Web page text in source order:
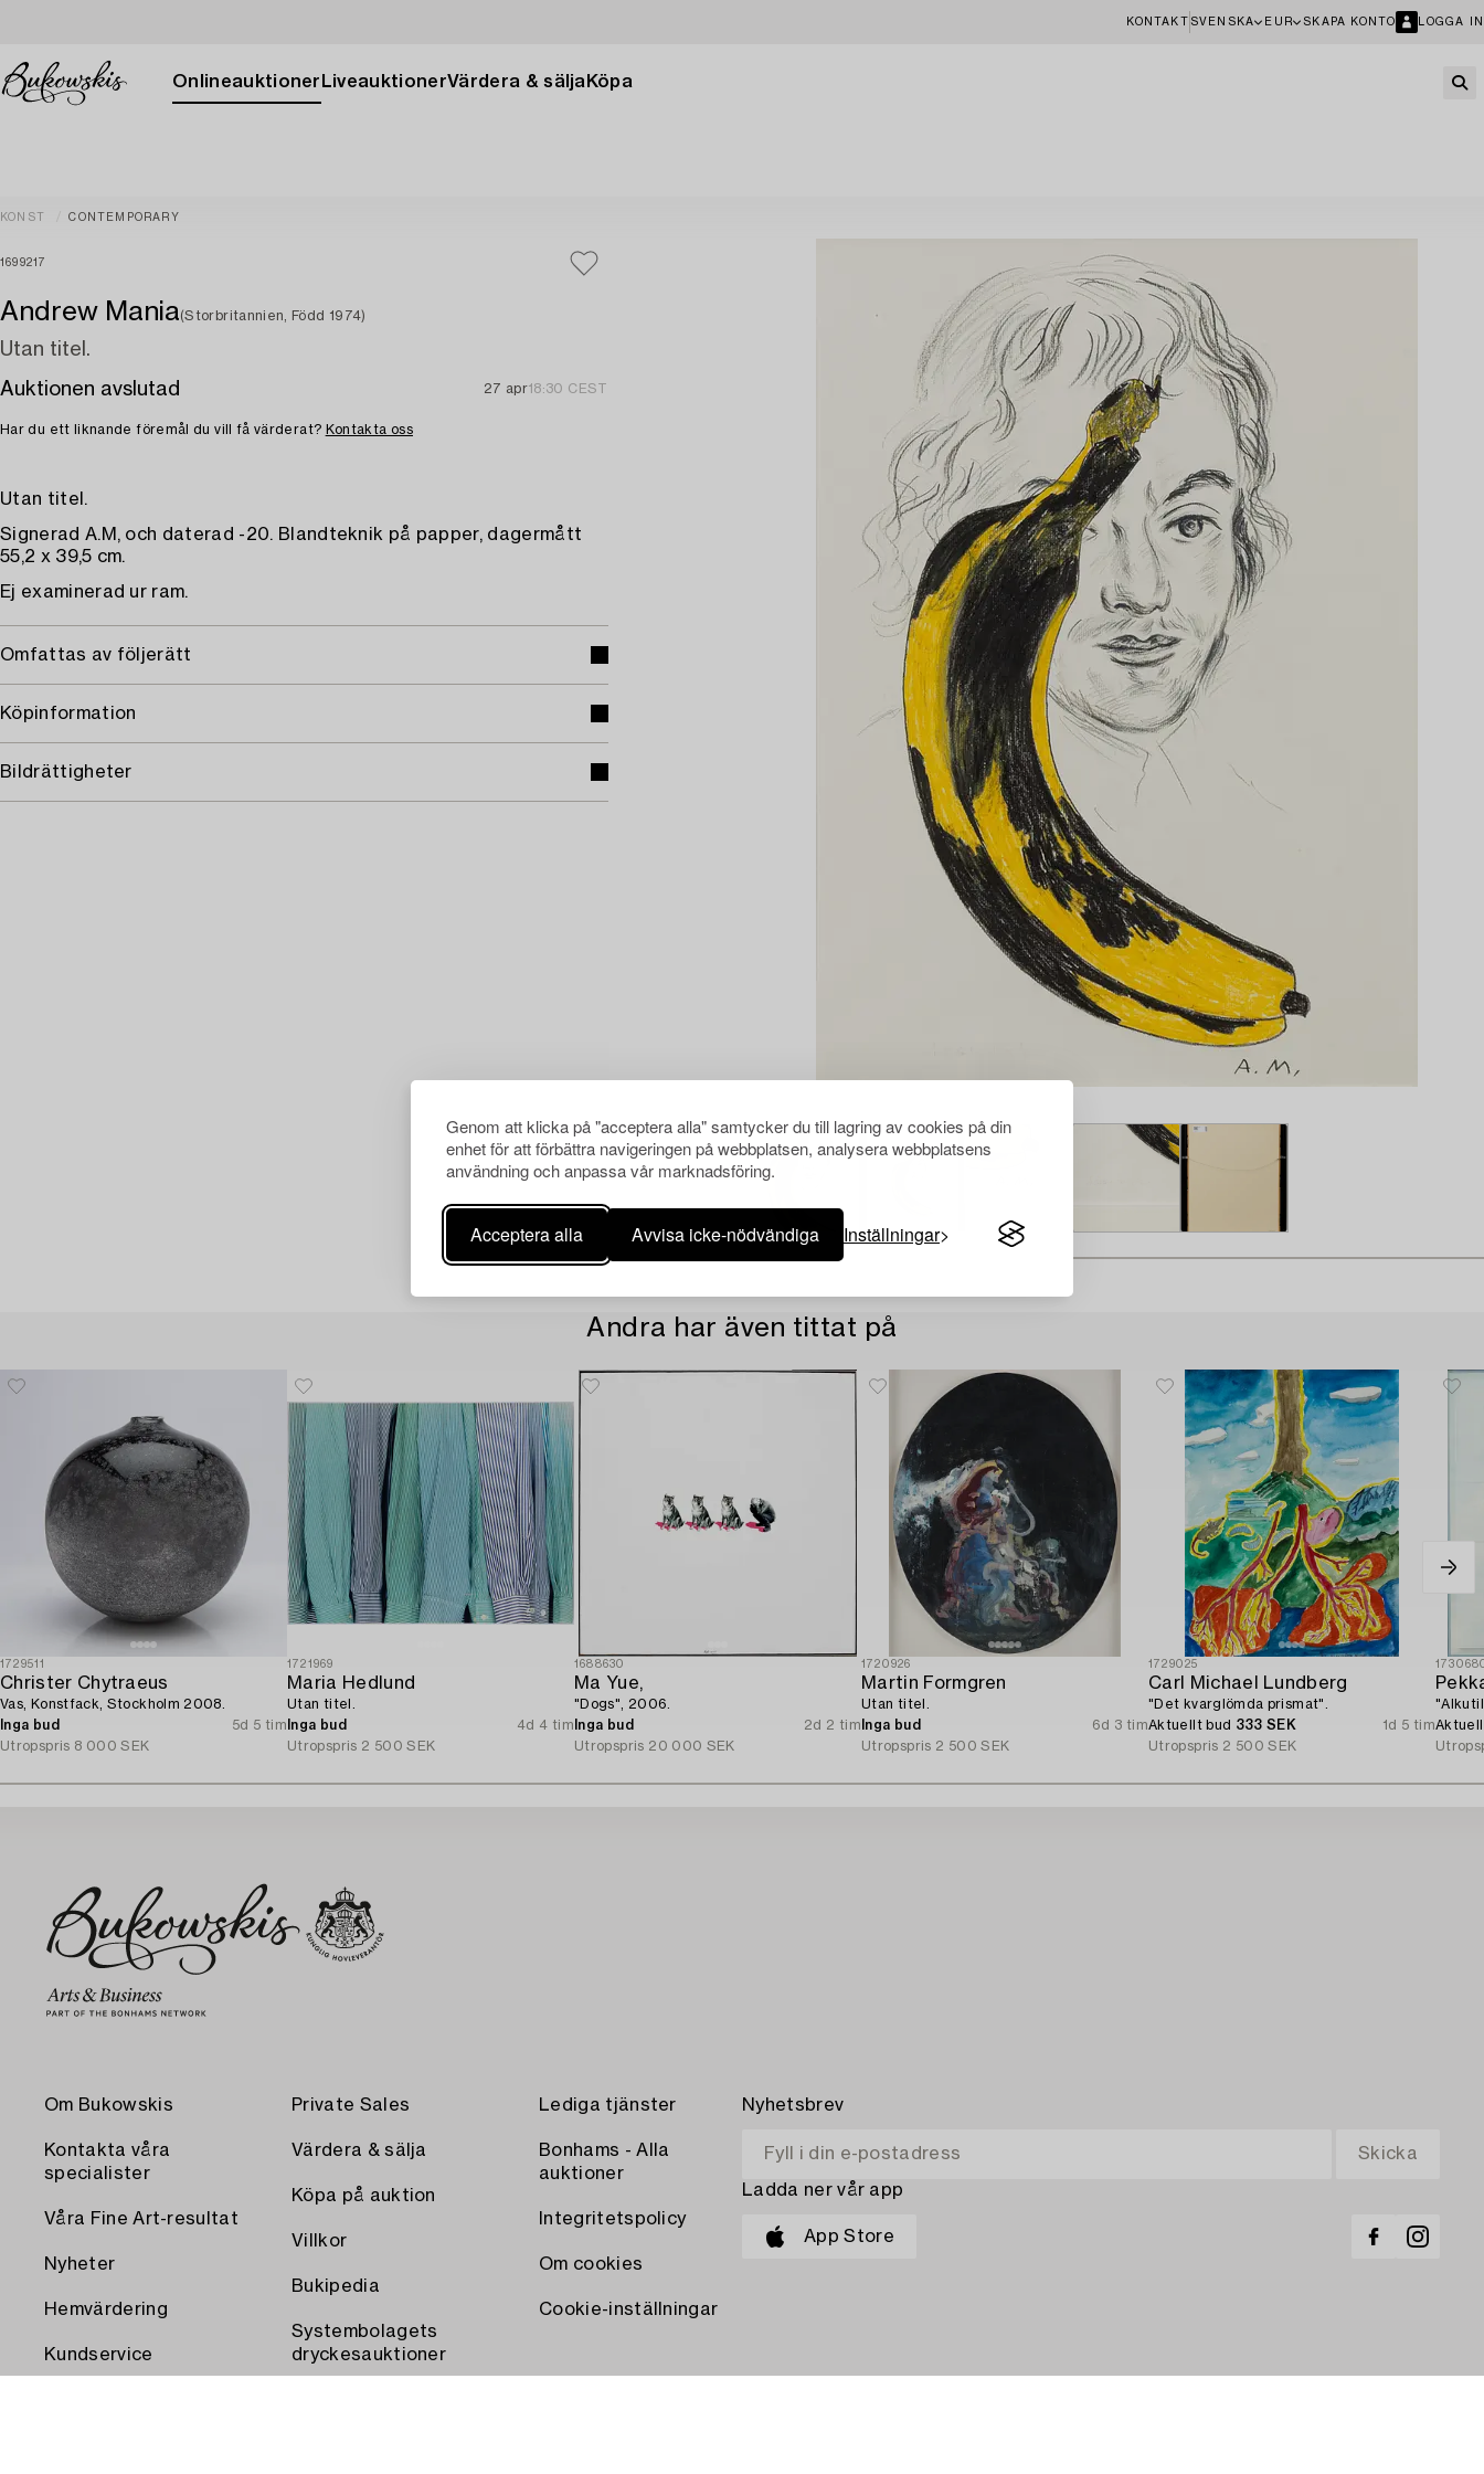
Genom att klicka på "acceptera alla" samtycker du till lagring av cookies på din
enhet för att förbättra navigeringen på webbplatsen, analysera webbplatsens
användning och anpassa vår marknadsföring.
Acceptera alla Avvisa icke-nödvändiga Inställningar
KONTAKT SVENSKA EUR SKAPA KONTO LOGGA IN
Onlineauktioner LiveauktionerVärdera & sälja Köpa
KONST CONTEMPORARY
1699217
Andrew Mania(Storbritannien, Född 1974)
Utan titel.
Auktionen avslutad
27 apr18:30 CEST
Har du ett liknande föremål du vill få värderat? Kontakta oss
Utan titel.
Signerad A.M, och daterad -20. Blandteknik på papper, dagermått
55,2 x 39,5 cm.
Ej examinerad ur ram.
Omfattas av följerätt
Köpinformation
Bildrättigheter
Andra har även tittat på
1729511
Christer Chytraeus
Vas, Konstfack, Stockholm 2008.
Inga bud
5d 5 tim
Utropspris 8 000 SEK
1721969
Maria Hedlund
Utan titel.
Inga bud
4d 4 tim
Utropspris 2 500 SEK
1688630
Ma Yue,
"Dogs", 2006.
Inga bud
2d 2 tim
Utropspris 20 000 SEK
1720926
Martin Formgren
Utan titel.
Inga bud
6d 3 tim
Utropspris 2 500 SEK
1729025
Carl Michael Lundberg
"Det kvarglömda prismat".
Aktuellt bud 333 SEK
1d 5 tim
Utropspris 2 500 SEK
Om Bukowskis
Kontakta våra
specialister
Våra Fine Art-resultat
Nyheter
Hemvärdering
Kundservice
Private Sales
Värdera & sälja
Köpa på auktion
Villkor
Bukipedia
Systembolagets
dryckesauktioner
Lediga tjänster
Bonhams - Alla
auktioner
Integritetspolicy
Om cookies
Cookie-inställningar
Nyhetsbrev
Ladda ner vår app
App Store